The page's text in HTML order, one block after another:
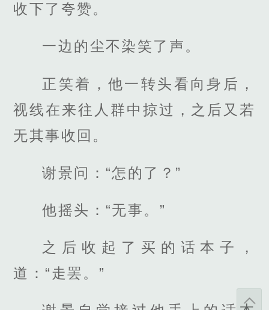
收下了夸赞。
一边的尘不染笑了声。
正笑着，他一转头看向身后，
视线在来往人群中掠过，之后又若
无其事收回。
谢景问：“怎的了？”
他摇头：“无事。”
之后收起了买的话本子，
道：“走罢。”